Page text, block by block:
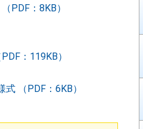
PDF：8KB）
：119KB）
（PDF：6KB）